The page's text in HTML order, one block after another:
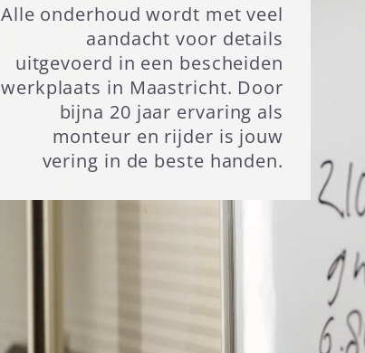
Alle onderhoud wordt met veel
aandacht voor details
uitgevoerd in een bescheiden
werkplaats in Maastricht. Door
bijna 20 jaar ervaring als
monteur en rijder is jouw
vering in de beste handen.